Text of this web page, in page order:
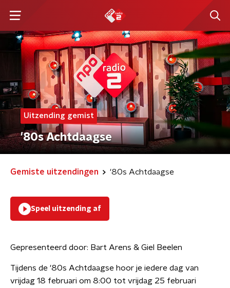
Uitzending gemist
'80s Achtdaagse
Gemiste uitzendingen '80s Achtdaagse
Speel uitzending af
Gepresenteerd door: Bart Arens & Giel Beelen
Tijdens de '80s Achtdaagse hoor je iedere dag van
vrijdag 18 februari om 8:00 tot vrijdag 25 februari